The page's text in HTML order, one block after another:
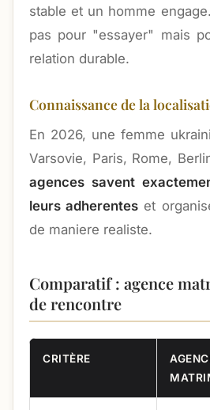
stable et un homme
pas pour "essayer" mais
relation durable.
Connaissance de la
En 2026, une femme
Varsovie, Paris, Rome,
agences savent
leurs adherentes et
de maniere realiste.
Comparatif : agence
de rencontre
CRITÈRE